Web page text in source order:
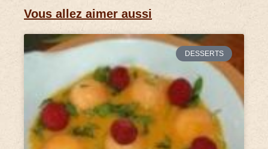
Vous allez aimer aussi
DESSERTS